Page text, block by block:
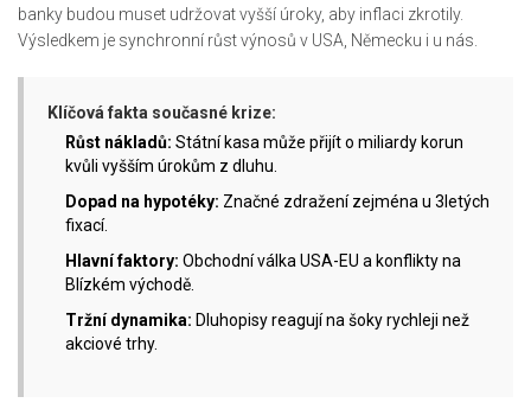
banky budou muset udržovat vyšší úroky, aby inflaci zkrotily.
Výsledkem je synchronní růst výnosů v USA, Německu i u nás.
Klíčová fakta současné krize:
Růst nákladů: Státní kasa může přijít o miliardy korun
kvůli vyšším úrokům z dluhu.
Dopad na hypotéky: Značné zdražení zejména u 3letých
fixací.
Hlavní faktory: Obchodní válka USA-EU a konflikty na
Blízkém východě.
Tržní dynamika: Dluhopisy reagují na šoky rychleji než
akciové trhy.